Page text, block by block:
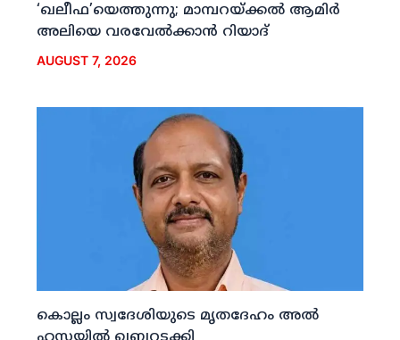
‘ഖലീഫ’യെത്തുന്നു; മാമ്പറയ്ക്കല്‍ ആമിര്‍
അലിയെ വരവേല്‍ക്കാന്‍ റിയാദ്
AUGUST 7, 2026
കൊല്ലം സ്വദേശിയുടെ മൃതദേഹം അല്‍